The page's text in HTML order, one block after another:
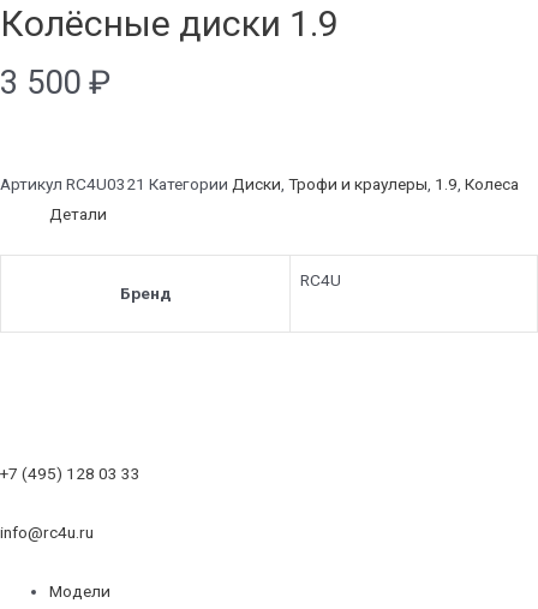
Колёсные диски 1.9
3 500 ₽
Артикул RC4U0321 Категории Диски, Трофи и краулеры, 1.9, Колеса
Детали
Бренд
RC4U
+7 (495) 128 03 33
info@rc4u.ru
Модели